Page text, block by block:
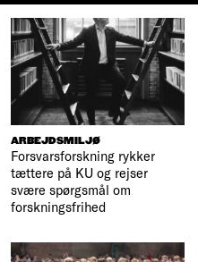
ARBEJDSMILJØ
Forsvarsforskning rykker
tættere på KU og rejser
svære spørgsmål om
forskningsfrihed